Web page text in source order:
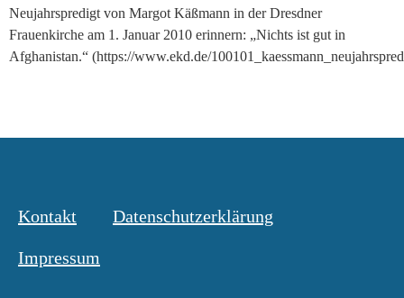
Neujahrspredigt von Margot Käßmann in der Dresdner
Frauenkirche am 1. Januar 2010 erinnern: „Nichts ist gut in
Afghanistan.“ (https://www.ekd.de/
Kontakt Datenschutzerklärung
Impressum